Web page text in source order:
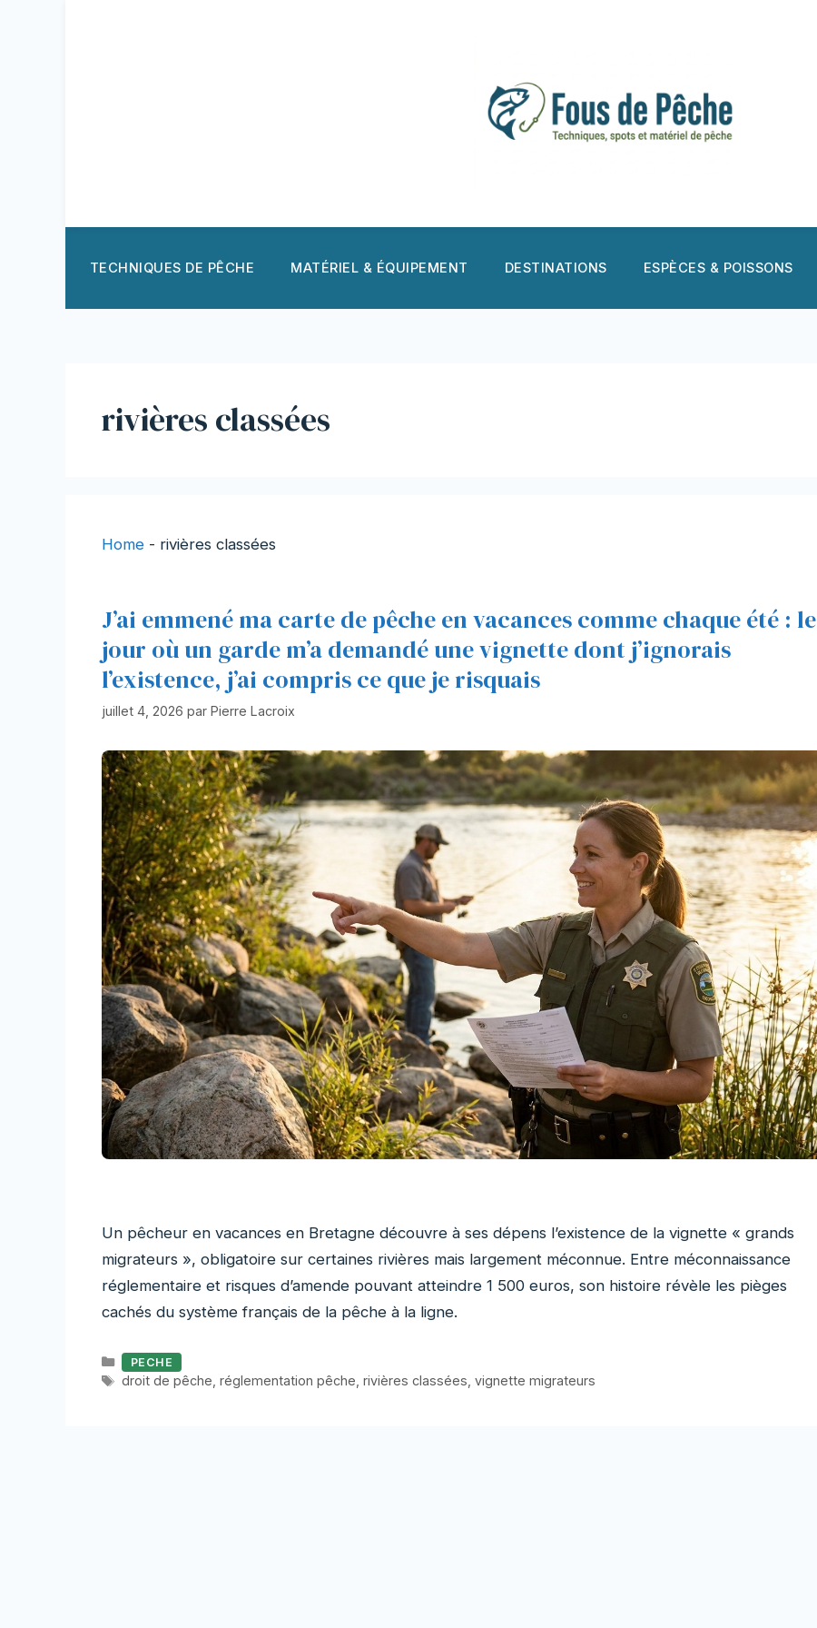
TECHNIQUES DE PÊCHE MATÉRIEL & ÉQUIPEMENT DESTINATIONS ESPÈCES & POISSONS
rivières classées
Home - rivières classées
J’ai emmené ma carte de pêche en vacances comme chaque été : le
jour où un garde m’a demandé une vignette dont j’ignorais
l’existence, j’ai compris ce que je risquais
juillet 4, 2026 par Pierre Lacroix
Un pêcheur en vacances en Bretagne découvre à ses dépens l’existence de la vignette « grands
migrateurs », obligatoire sur certaines rivières mais largement méconnue. Entre méconnaissance
réglementaire et risques d’amende pouvant atteindre 1 500 euros, son histoire révèle les pièges
cachés du système français de la pêche à la ligne.
Catégories
PECHE
Étiquettes
droit de pêche réglementation pêche rivières classées vignette migrateurs